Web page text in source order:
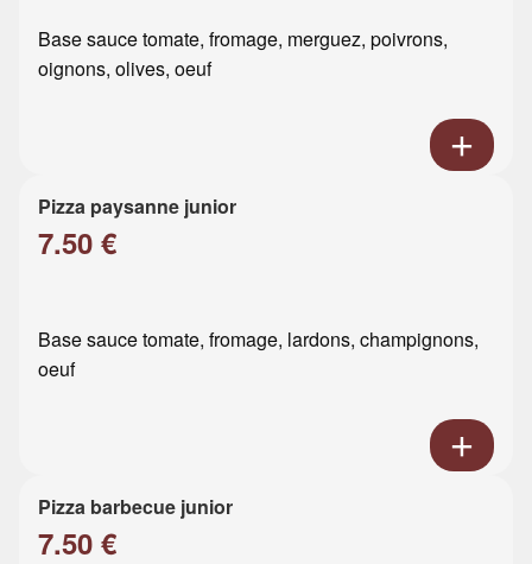
Base sauce tomate, fromage, merguez, poivrons,
oignons, olives, oeuf
Pizza paysanne junior
7.50 €
Base sauce tomate, fromage, lardons, champignons,
oeuf
Pizza barbecue junior
7.50 €